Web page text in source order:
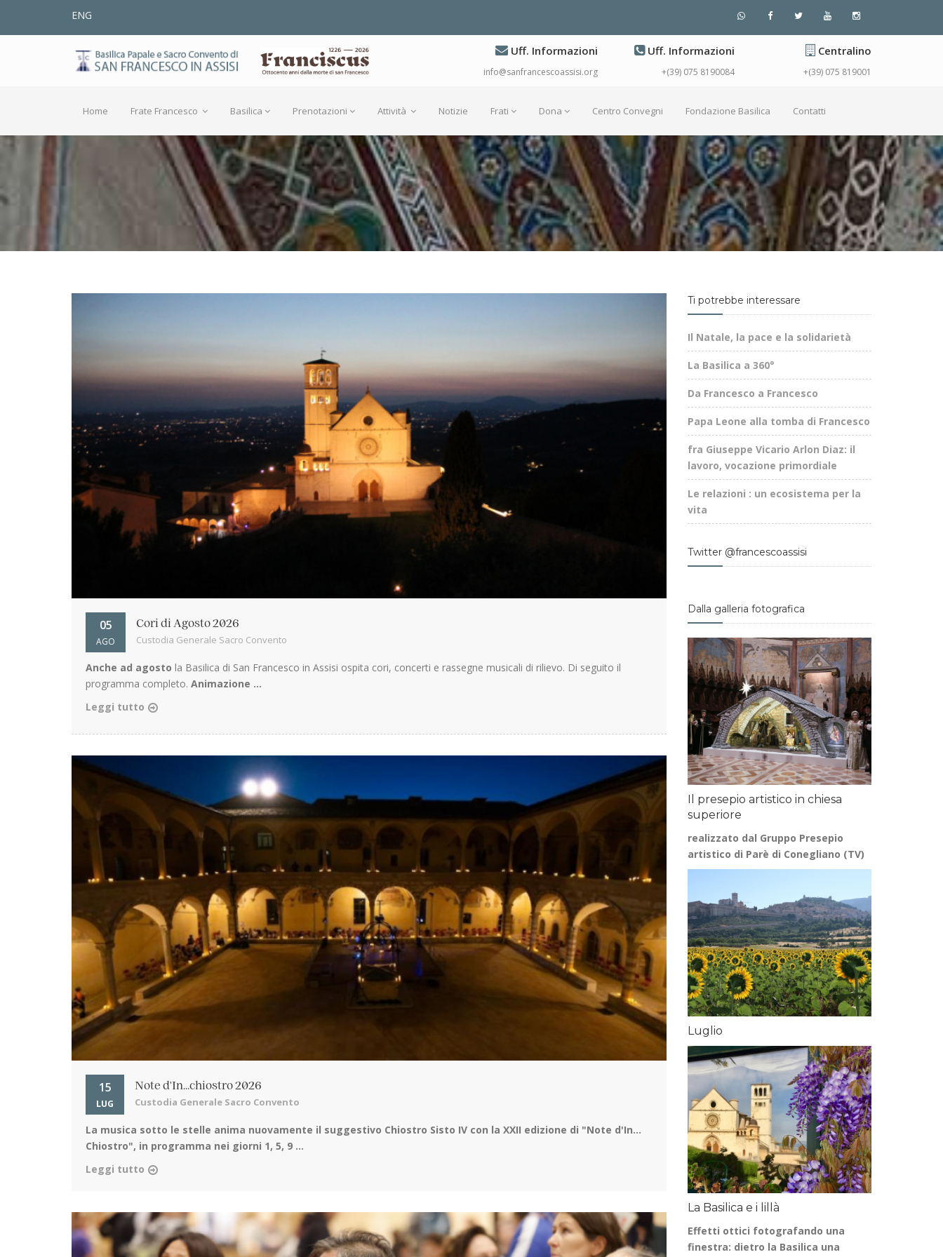
ENG
Uff. Informazioni
info@sanfrancescoassisi.org
Uff. Informazioni
+(39) 075 8190084
Centralino
+(39) 075 819001
Home Frate Francesco Basilica Prenotazioni Attività Notizie Frati Dona Centro Convegni Fondazione Basilica Contatti
05
AGO
Cori di Agosto 2026
Custodia Generale Sacro Convento
Anche ad agosto la Basilica di San Francesco in Assisi ospita cori, concerti e rassegne musicali di rilievo. Di seguito il
programma completo. Animazione ...
Leggi tutto
15
LUG
Note d'In...chiostro 2026
Custodia Generale Sacro Convento
La musica sotto le stelle anima nuovamente il suggestivo Chiostro Sisto IV con la XXII edizione di "Note d'In…
Chiostro", in programma nei giorni 1, 5, 9 ...
Leggi tutto
Ti potrebbe interessare
Il Natale, la pace e la solidarietà
La Basilica a 360°
Da Francesco a Francesco
Papa Leone alla tomba di Francesco
fra Giuseppe Vicario Arlon Diaz: il
lavoro, vocazione primordiale
Le relazioni : un ecosistema per la
vita
Twitter @francescoassisi
Dalla galleria fotografica
Il presepio artistico in chiesa
superiore
realizzato dal Gruppo Presepio
artistico di Parè di Conegliano (TV)
Luglio
La Basilica e i lillà
Effetti ottici fotografando una
finestra: dietro la Basilica una